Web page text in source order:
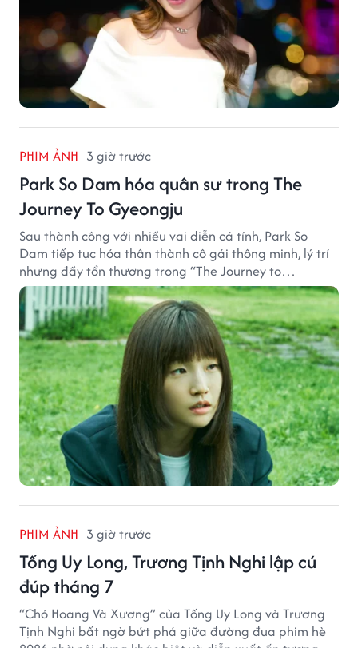
PHIM ẢNH 3 giờ trước
Park So Dam hóa quân sư trong The
Journey To Gyeongju
Sau thành công với nhiều vai diễn cá tính, Park So
Dam tiếp tục hóa thân thành cô gái thông minh, lý trí
nhưng đầy tổn thương trong “The Journey to
Gyeongju”.
PHIM ẢNH 3 giờ trước
Tống Uy Long, Trương Tịnh Nghi lập cú
đúp tháng 7
“Chó Hoang Và Xương” của Tống Uy Long và Trương
Tịnh Nghi bất ngờ bứt phá giữa đường đua phim hè